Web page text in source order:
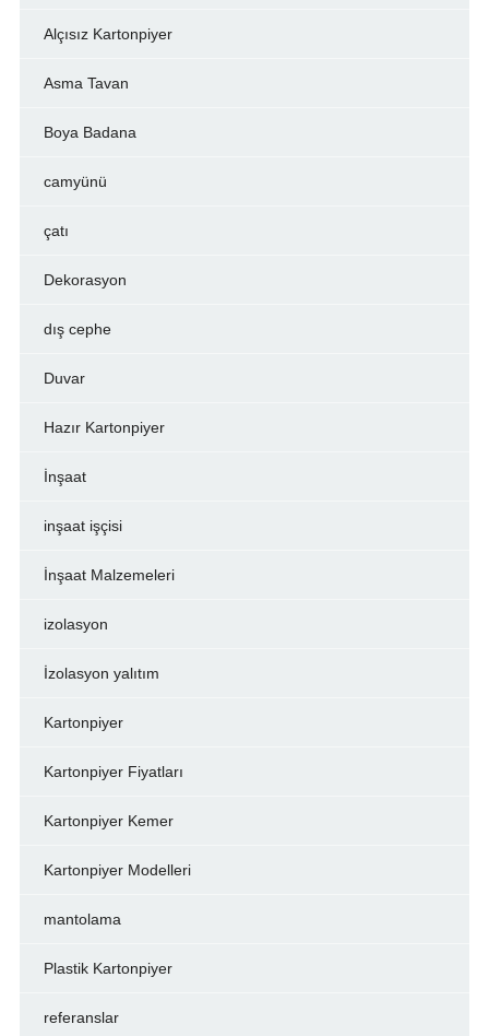
Alçısız Kartonpiyer
Asma Tavan
Boya Badana
camyünü
çatı
Dekorasyon
dış cephe
Duvar
Hazır Kartonpiyer
İnşaat
inşaat işçisi
İnşaat Malzemeleri
izolasyon
İzolasyon yalıtım
Kartonpiyer
Kartonpiyer Fiyatları
Kartonpiyer Kemer
Kartonpiyer Modelleri
mantolama
Plastik Kartonpiyer
referanslar